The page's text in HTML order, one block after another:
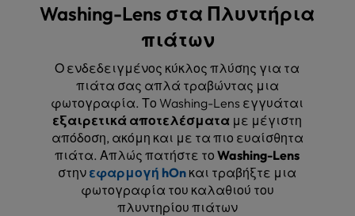
Washing-Lens στα Πλυντήρια
πιάτων
Ο ενδεδειγμένος κύκλος πλύσης για τα
πιάτα σας απλά τραβώντας μια
φωτογραφία. Το Washing-Lens εγγυάται
εξαιρετικά αποτελέσματα με μέγιστη
απόδοση, ακόμη και με τα πιο ευαίσθητα
πιάτα. Απλώς πατήστε τοWashing-Lens
στην εφαρμογή hOn και τραβήξτε μια
φωτογραφία του καλαθιού του
πλυντηρίου πιάτων